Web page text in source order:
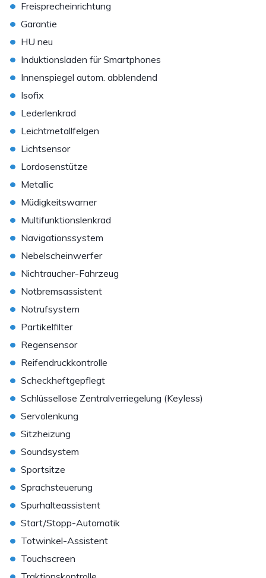
• Freisprecheinrichtung
• Garantie
• HU neu
• Induktionsladen für Smartphones
• Innenspiegel autom. abblendend
• Isofix
• Lederlenkrad
• Leichtmetallfelgen
• Lichtsensor
• Lordosenstütze
• Metallic
• Müdigkeitswarner
• Multifunktionslenkrad
• Navigationssystem
• Nebelscheinwerfer
• Nichtraucher-Fahrzeug
• Notbremsassistent
• Notrufsystem
• Partikelfilter
• Regensensor
• Reifendruckkontrolle
• Scheckheftgepflegt
• Schlüssellose Zentralverriegelung (Keyless)
• Servolenkung
• Sitzheizung
• Soundsystem
• Sportsitze
• Sprachsteuerung
• Spurhalteassistent
• Start/Stopp-Automatik
• Totwinkel-Assistent
• Touchscreen